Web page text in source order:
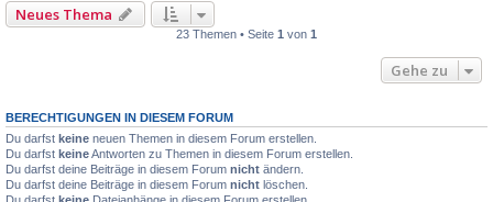
Neues Thema
23 Themen • Seite 1 von 1
Gehe zu
BERECHTIGUNGEN IN DIESEM FORUM
Du darfst keine neuen Themen in diesem Forum erstellen.
Du darfst keineAntworten zu Themen in diesem Forum erstellen.
Du darfst deine Beiträge in diesem Forum nicht ändern.
Du darfst deine Beiträge in diesem Forum nicht löschen.